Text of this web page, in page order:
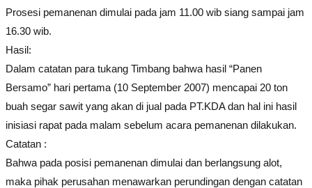
Prosesi pemanenan dimulai pada jam 11.00 wib siang sampai jam
16.30 wib.
Hasil:
Dalam catatan para tukang Timbang bahwa hasil “Panen
Bersamo” hari pertama (10 September 2007) mencapai 20 ton
buah segar sawit yang akan di jual pada PT.KDA dan hal ini hasil
inisiasi rapat pada malam sebelum acara pemanenan dilakukan.
Catatan :
Bahwa pada posisi pemanenan dimulai dan berlangsung alot,
maka pihak perusahan menawarkan perundingan dengan catatan